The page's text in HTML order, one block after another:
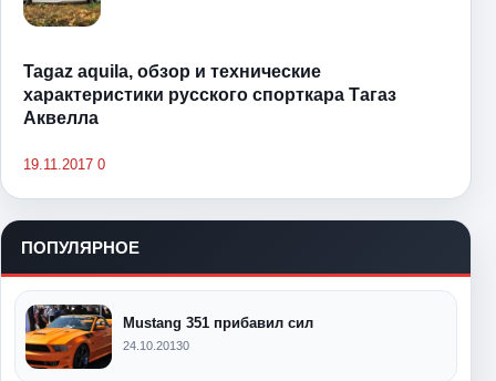
Tagaz aquila, обзор и технические
характеристики русского спорткара Тагаз
Аквелла
19.11.2017 0
ПОПУЛЯРНОЕ
Mustang 351 прибавил сил
24.10.20130